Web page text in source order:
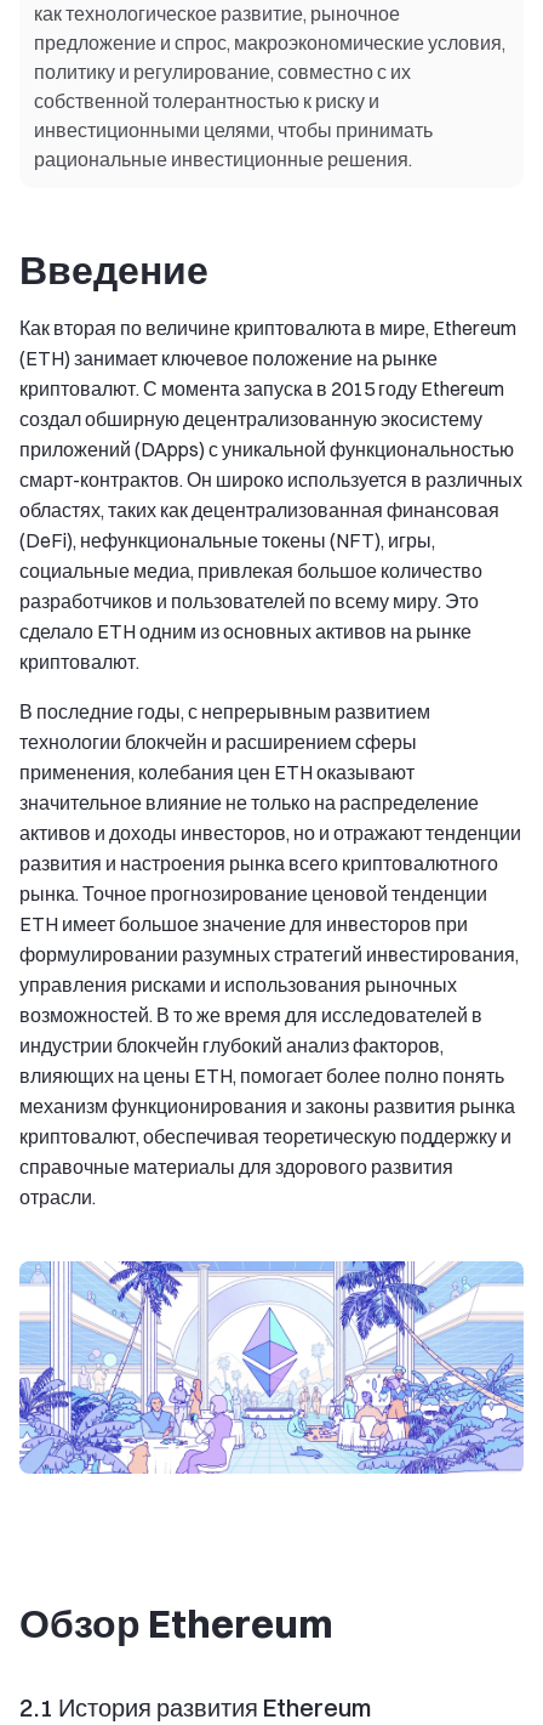
как технологическое развитие, рыночное
предложение и спрос, макроэкономические условия,
политику и регулирование, совместно с их
собственной толерантностью к риску и
инвестиционными целями, чтобы принимать
рациональные инвестиционные решения.
Введение
Как вторая по величине криптовалюта в мире, Ethereum
(ETH) занимает ключевое положение на рынке
криптовалют. С момента запуска в 2015 году Ethereum
создал обширную децентрализованную экосистему
приложений (DApps) с уникальной функциональностью
смарт-контрактов. Он широко используется в различных
областях, таких как децентрализованная финансовая
(DeFi), нефункциональные токены (NFT), игры,
социальные медиа, привлекая большое количество
разработчиков и пользователей по всему миру. Это
сделало ETH одним из основных активов на рынке
криптовалют.
В последние годы, с непрерывным развитием
технологии блокчейн и расширением сферы
применения, колебания цен ETH оказывают
значительное влияние не только на распределение
активов и доходы инвесторов, но и отражают тенденции
развития и настроения рынка всего криптовалютного
рынка. Точное прогнозирование ценовой тенденции
ETH имеет большое значение для инвесторов при
формулировании разумных стратегий инвестирования,
управления рисками и использования рыночных
возможностей. В то же время для исследователей в
индустрии блокчейн глубокий анализ факторов,
влияющих на цены ETH, помогает более полно понять
механизм функционирования и законы развития рынка
криптовалют, обеспечивая теоретическую поддержку и
справочные материалы для здорового развития
отрасли.
Обзор Ethereum
2.1 История развития Ethereum